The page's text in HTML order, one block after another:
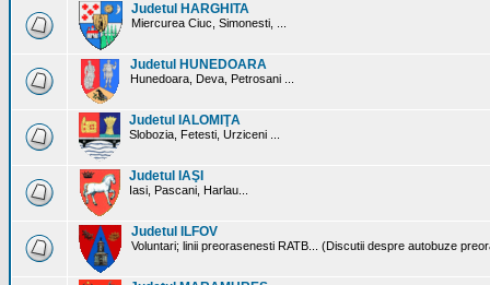
Judetul HARGHITA
Miercurea Ciuc, Simonesti, ...
Judetul HUNEDOARA
Hunedoara, Deva, Petrosani ...
Judetul IALOMIŢA
Slobozia, Fetesti, Urziceni ...
Judetul IAŞI
Iasi, Pascani, Harlau...
Judetul ILFOV
Voluntari; linii preorasenesti RATB... (Discutii despre autobuze